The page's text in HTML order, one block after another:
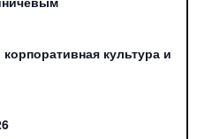
культура и